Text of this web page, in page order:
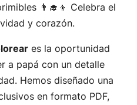
👨‍🎓👦 Celebra el
y corazón.
es la oportunidad
a papá con un detalle
Hemos diseñado una
en formato PDF,